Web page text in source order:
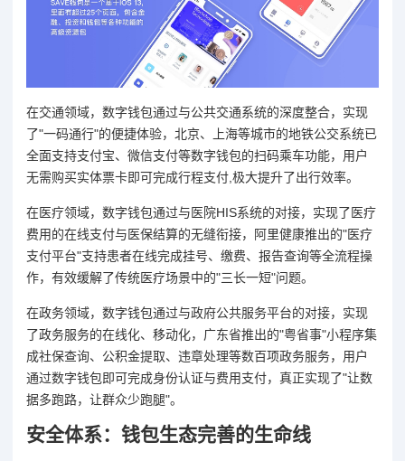
在交通领域，数字钱包通过与公共交通系统的深度整合，实现
了"一码通行"的便捷体验，北京、上海等城市的地铁公交系统已
全面支持支付宝、微信支付等数字钱包的扫码乘车功能，用户
无需购买实体票卡即可完成行程支付,极大提升了出行效率。
在医疗领域，数字钱包通过与医院HIS系统的对接，实现了医疗
费用的在线支付与医保结算的无缝衔接，阿里健康推出的"医疗
支付平台"支持患者在线完成挂号、缴费、报告查询等全流程操
作，有效缓解了传统医疗场景中的"三长一短"问题。
在政务领域，数字钱包通过与政府公共服务平台的对接，实现
了政务服务的在线化、移动化，广东省推出的"粤省事"小程序集
成社保查询、公积金提取、违章处理等数百项政务服务，用户
通过数字钱包即可完成身份认证与费用支付，真正实现了"让数
据多跑路，让群众少跑腿"。
安全体系：钱包生态完善的生命线